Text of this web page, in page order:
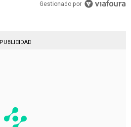
Gestionado por
PUBLICIDAD